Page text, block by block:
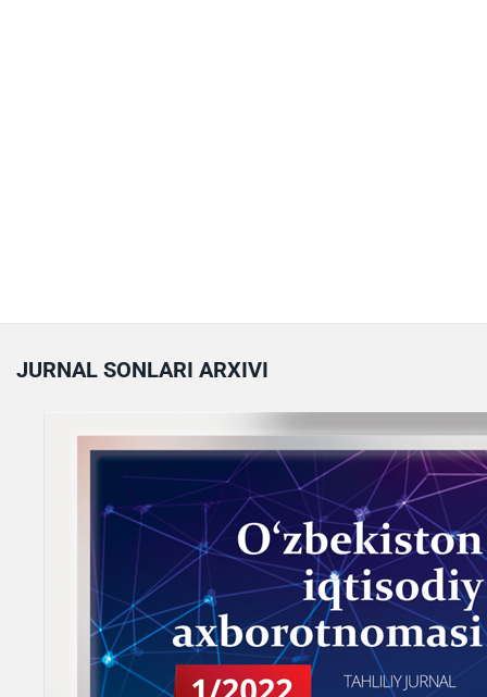
JURNAL SONLARI ARXIVI